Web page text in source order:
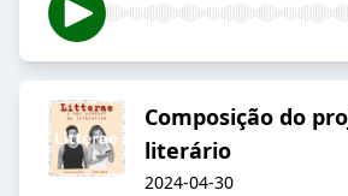
Composição do
literário
2024-04-30